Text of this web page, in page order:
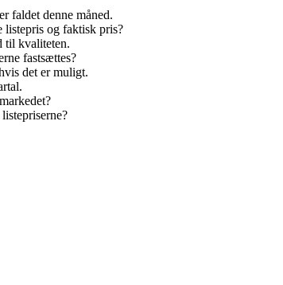
faldet denne måned.
listepris og faktisk pris?
til kvaliteten.
fastsættes?
det er muligt.